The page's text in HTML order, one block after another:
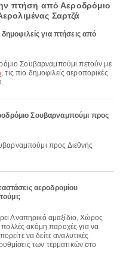
πτήση από Αεροδρόμιο
Σαρτζά
δημοφιλείς για πτήσεις από
Σουβαρναμπούμι πετούν με
, τις πιο δημοφιλείς αεροπορικές
Σουβαρναμπούμι προς
αεροδρομίου
ακόμη παροχές για να
να δείτε αναλυτικές
των τερματικών στο